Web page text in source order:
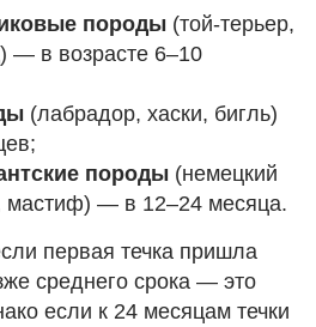
породы (той-терьер,
— в возрасте 6–10
(лабрадор, хаски, бигль)
породы (немецкий
мастиф) — в 12–24 месяца.
первая течка пришла
среднего срока — это
если к 24 месяцам течки